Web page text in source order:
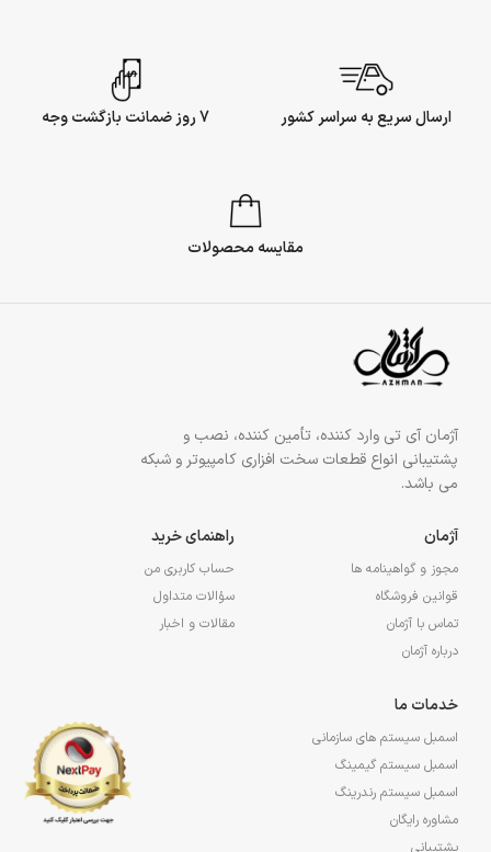
ارسال سریع به سراسر کشور 7 روز ضمانت بازگشت وجه
مقایسه محصولات
آژمان آی تی وارد کننده، تأمین کننده، نصب و
پشتیبانی انواع قطعات سخت افزاری کامپیوتر و شبکه
می باشد.
آژمان
مجوز و گواهینامه ها
قوانین فروشگاه
تماس با آژمان
درباره آژمان
راهنمای خرید
حساب کاربری من
سؤالات متداول
مقالات و اخبار
خدمات ما
اسمبل سیستم های سازمانی
اسمبل سیستم گیمینگ
اسمبل سیستم رندرینگ
مشاوره رایگان
پشتیبانی